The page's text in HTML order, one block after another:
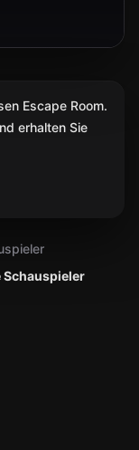
Schauspieler
Escape Room.
erhalten Sie